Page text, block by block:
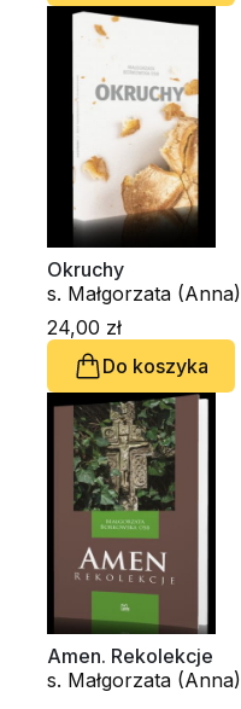
Okruchy
s. Małgorzata (Anna)
Borkowska OSB
24,00 zł
Do koszyka
Amen. Rekolekcje
s. Małgorzata (Anna)